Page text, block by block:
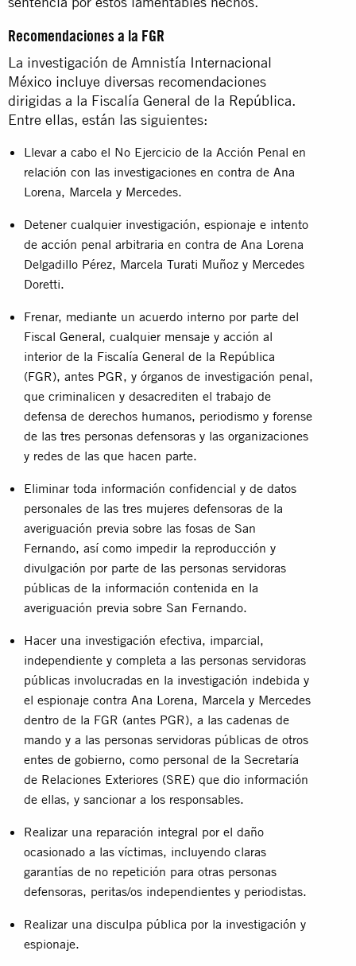
Recomendaciones a la FGR
La investigación de Amnistía Internacional
México incluye diversas recomendaciones
dirigidas a la Fiscalía General de la República.
Entre ellas, están las siguientes:
Llevar a cabo el No Ejercicio de la Acción Penal en
relación con las investigaciones en contra de Ana
Lorena, Marcela y Mercedes.
Detener cualquier investigación, espionaje e intento
de acción penal arbitraria en contra de Ana Lorena
Delgadillo Pérez, Marcela Turati Muñoz y Mercedes
Doretti.
Frenar, mediante un acuerdo interno por parte del
Fiscal General, cualquier mensaje y acción al
interior de la Fiscalía General de la República
(FGR), antes PGR, y órganos de investigación penal,
que criminalicen y desacrediten el trabajo de
defensa de derechos humanos, periodismo y forense
de las tres personas defensoras y las organizaciones
y redes de las que hacen parte.
Eliminar toda información confidencial y de datos
personales de las tres mujeres defensoras de la
averiguación previa sobre las fosas de San
Fernando, así como impedir la reproducción y
divulgación por parte de las personas servidoras
públicas de la información contenida en la
averiguación previa sobre San Fernando.
Hacer una investigación efectiva, imparcial,
independiente y completa a las personas servidoras
públicas involucradas en la investigación indebida y
el espionaje contra Ana Lorena, Marcela y Mercedes
dentro de la FGR (antes PGR), a las cadenas de
mando y a las personas servidoras públicas de otros
entes de gobierno, como personal de la Secretaría
de Relaciones Exteriores (SRE) que dio información
de ellas, y sancionar a los responsables.
Realizar una reparación integral por el daño
ocasionado a las víctimas, incluyendo claras
garantías de no repetición para otras personas
defensoras, peritas/os independientes y periodistas.
Realizar una disculpa pública por la investigación y
espionaje.